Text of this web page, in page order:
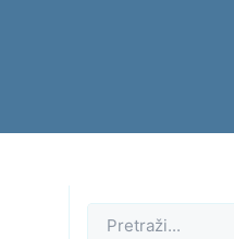
Претрага